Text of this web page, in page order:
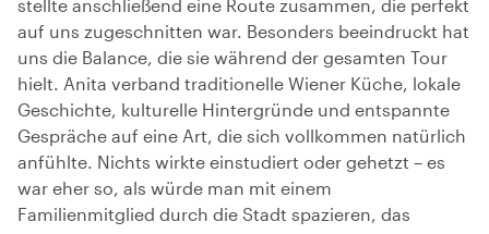
stellte anschließend eine Route zusammen, die perfekt
auf uns zugeschnitten war. Besonders beeindruckt hat
uns die Balance, die sie während der gesamten Tour
hielt. Anita verband traditionelle Wiener Küche, lokale
Geschichte, kulturelle Hintergründe und entspannte
Gespräche auf eine Art, die sich vollkommen natürlich
anfühlte. Nichts wirkte einstudiert oder gehetzt – es
war eher so, als würde man mit einem
Familienmitglied durch die Stadt spazieren, das